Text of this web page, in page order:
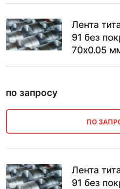
Лента
91 без
70х0.05
по запросу
ПО
Лента
91 без